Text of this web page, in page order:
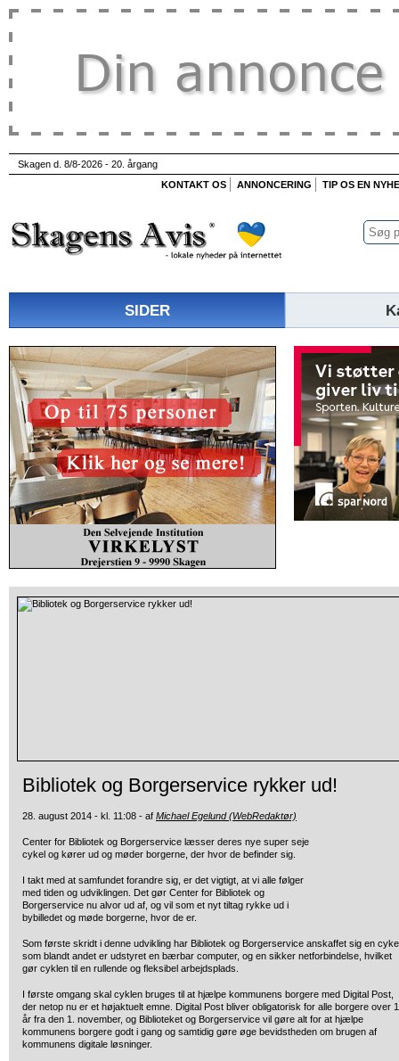
Skagen d. 8/8-2026 - 20. årgang
KONTAKT OS
ANNONCERING TIP OS EN
SIDER
Bibliotek og Borgerservice rykker ud!
28. august 2014 - kl. 11:08 - af Michael Egelund (WebRedaktør)
Center for Bibliotek og Borgerservice læsser deres nye super seje
cykel og kører ud og møder borgerne, der hvor de befinder sig.
I takt med at samfundet forandre sig, er det vigtigt, at vi alle følger
med tiden og udviklingen. Det gør Center for Bibliotek og
Borgerservice nu alvor ud af, og vil som et nyt tiltag rykke ud i
bybilledet og møde borgerne, hvor de er.
Som første skridt i denne udvikling har Bibliotek og Borgerservice anskaffet sig en
som blandt andet er udstyret en bærbar computer, og en sikker netforbindelse, hvilket
gør cyklen til en rullende og fleksibel arbejdsplads.
I første omgang skal cyklen bruges til at hjælpe kommunens borgere med Digital Post,
der netop nu er et højaktuelt emne. Digital Post bliver obligatorisk for alle borgere over
år fra den 1. november, og Biblioteket og Borgerservice vil gøre alt for at hjælpe
kommunens borgere godt i gang og samtidig gøre øge bevidstheden om brugen af
kommunens digitale løsninger.